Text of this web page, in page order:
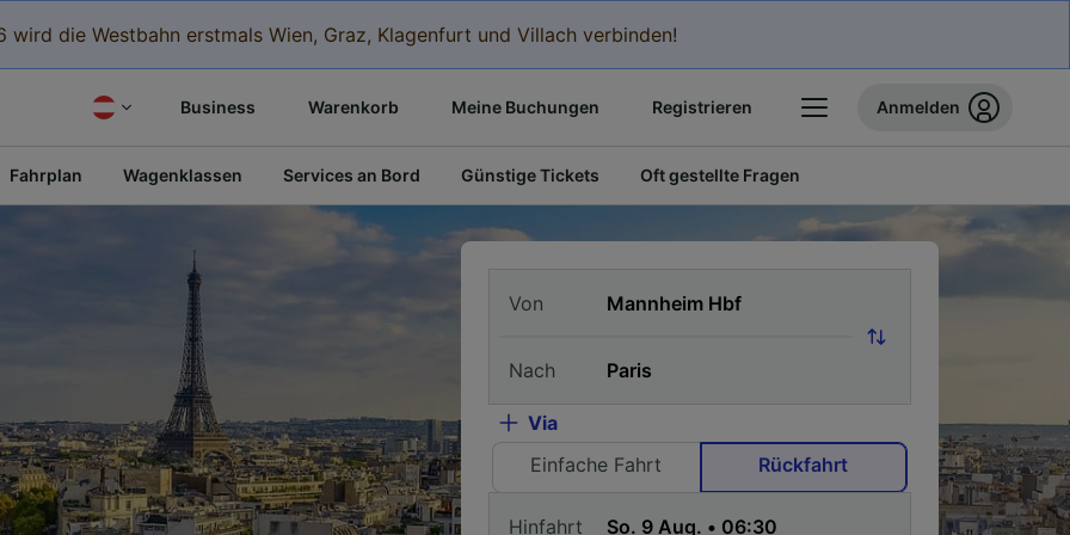
wird die Westbahn erstmals Wien, Graz, Klagenfurt und Villach verbinden!
Business Warenkorb Meine Buchungen Registrieren Anmelden
Fahrplan Wagenklassen Services an Bord Günstige Tickets Oft gestellte Fragen
Von
Nach
Via
Einfache Fahrt
Rückfahrt
Hinfahrt